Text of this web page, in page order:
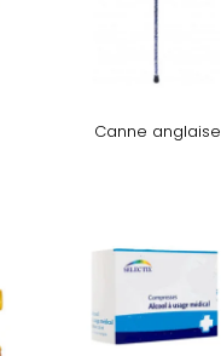
Canne anglaise